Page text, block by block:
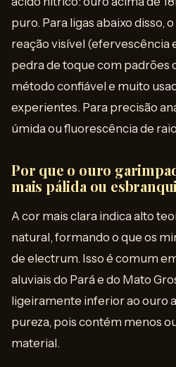
puro. Para ligas abaixo disso,
reação visível (efervescência
pedra de toque com padrões
método confiável e muito
experientes. Para precisão
úmida ou fluorescência de
Por que o ouro
mais pálida ou
A cor mais clara indica alto
natural, formando o que os
de electrum. Isso é comum
aluviais do Pará e do Mato
ligeiramente inferior ao ouro
pureza, pois contém menos
material.